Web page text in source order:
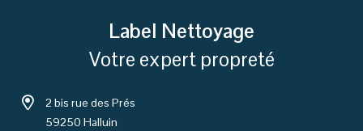
Label Nettoyage
Votre expert propreté
2 bis rue des Prés
59250 Halluin